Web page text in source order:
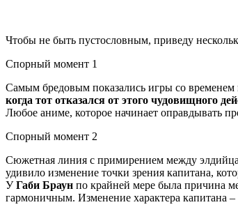
Чтобы не быть пустословным, приведу
Спорный момент 1
Самым бредовым показались игры со
когда тот отказался от этого чудовищного
Любое аниме, которое начинает оправдывать
Спорный момент 2
Сюжетная линия с примирением между
удивило изменение точки зрения капитана,
УГаби Браун по крайней мере была причина
гармоничным. Изменение характера капитана